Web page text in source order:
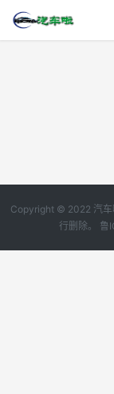
Copyright © 2022 汽车
行删除。 鲁